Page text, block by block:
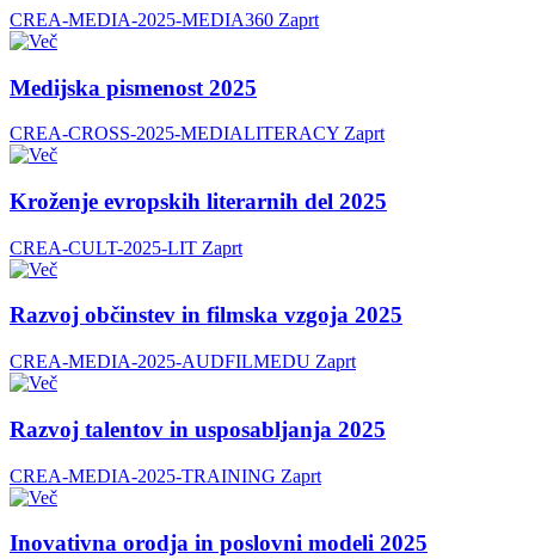
CREA-MEDIA-2025-MEDIA360 Zaprt
Medijska pismenost 2025
CREA-CROSS-2025-MEDIALITERACY Zaprt
Kroženje evropskih literarnih del 2025
CREA-CULT-2025-LIT Zaprt
Razvoj občinstev in filmska vzgoja 2025
CREA-MEDIA-2025-AUDFILMEDU Zaprt
Razvoj talentov in usposabljanja 2025
CREA-MEDIA-2025-TRAINING Zaprt
Inovativna orodja in poslovni modeli 2025